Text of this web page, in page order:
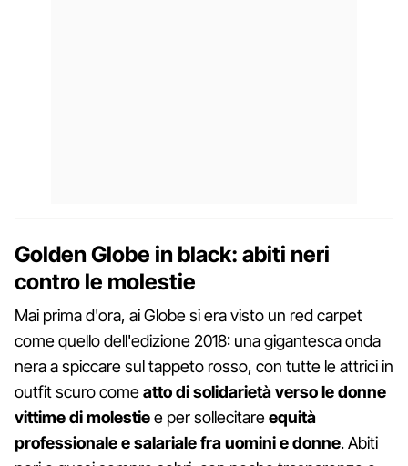
Golden Globe in black: abiti neri
contro le molestie
Mai prima d'ora, ai Globe si era visto un red carpet
come quello dell'edizione 2018: una gigantesca onda
nera a spiccare sul tappeto rosso, con tutte le attrici in
outfit scuro comeatto di solidarietà verso le donne
vittime di molestiee per sollecitareequità
professionale e salariale fra uomini e donne. Abiti